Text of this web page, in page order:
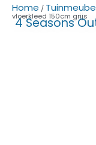
Home /
vloerkleed 150cm grijs
4 Seasons